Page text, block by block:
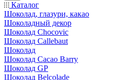
Каталог
Шоколад, глазури, какао
Шоколадный декор
Шоколад Chocovic
Шоколад Callebaut
Шоколад
Шоколад Cacao Barry
Шоколад GP
Шоколад Belcolade